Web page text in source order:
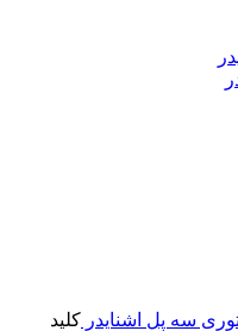
سه پل اشنایدر کلید